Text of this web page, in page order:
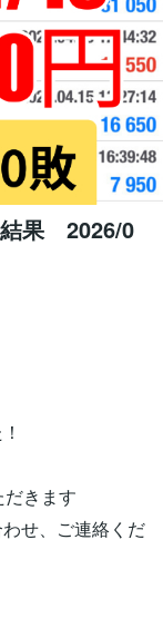
果 2026/0
きます
せ、ご連絡くだ